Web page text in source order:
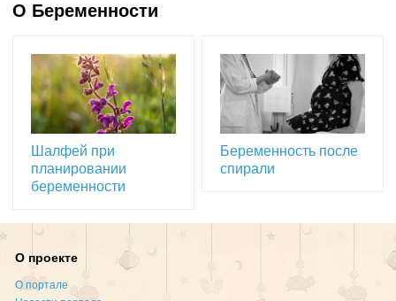
О Беременности
Шалфей при
планировании
беременности
Беременность после
спирали
О проекте
О портале